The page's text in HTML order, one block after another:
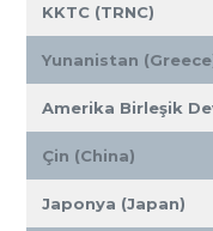
KKTC (TRNC)
Yunanistan
Amerika Birleşik
Çin (China)
Japonya (Japan)